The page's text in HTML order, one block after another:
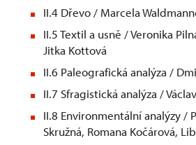
II.4 Dřevo / Marcela
II.5 Textil a usně / Veronika
Jitka Kottová
II.6 Paleografická analýza /
II.7 Sfragistická analýza /
II.8 Environmentální analýzy /
Skružná, Romana Kočárová,